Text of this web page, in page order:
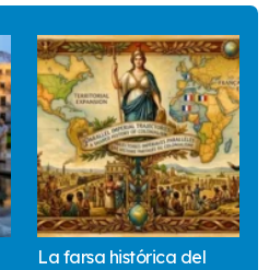
La farsa histórica del